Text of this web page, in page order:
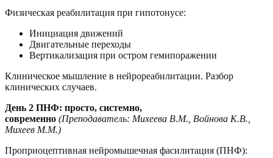
Физическая реабилитация при гипотонусе:
Инициация движений
Двигательные переходы
Вертикализация при остром гемипоражении
Клиническое мышление в нейрореабилитации. Разбор
клинических случаев.
День 2 ПНФ: просто, системно,
современно (Преподаватель: Михеева В.М., Войнова К.В.,
Михеев М.М.)
Проприоцептивная нейромышечная фасилитация (ПНФ):